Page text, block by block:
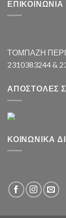
ΕΠΙΚΟΙΝΩΝΊΑ
ΤΟΜΠΑΖΗ
2310383244 &
ΑΠΟΣΤΟΛΈΣ
ΚΟΙΝΩΝΙΚΆ